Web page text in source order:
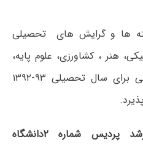
ها و گرایش های تحصیلی
هنر ، کشاورزی، علوم پایه،
علوم انسانی ، فنی و مهندسی برای سال تحصیلی ۹۳-۱۳۹۲
شهریه مقطع کارشناسی ارشد پردیس شماره ۲دانشگاه